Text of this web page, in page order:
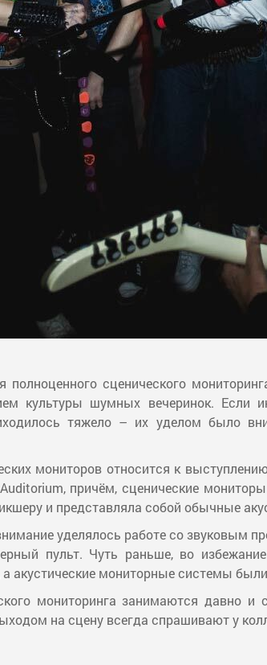
сценического
культуры шумных вечеринок. Если
тяжело – их уделом было
мониторов относится к
причём, сценические
и представляла собой обычные
уделялось работе со звуковым
пульт. Чуть раньше, во избежание
акустические мониторные системы
мониторинга занимаются давно
на сцену всегда спрашивают у